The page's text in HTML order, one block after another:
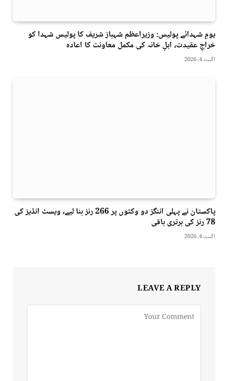
یومِ شہدائے پولیس: وزیراعظم شہباز شریف کا پولیس شہدا کو
خراجِ عقیدت، اہلِ خانہ کی مکمل معاونت کا اعادہ
اگست 4, 2026
پاکستان نے پہلی اننگز دو وکٹوں پر 266 رنز بنا لیے، ویسٹ انڈیز کی
78 رنز کی برتری باقی
اگست 4, 2026
LEAVE A REPLY